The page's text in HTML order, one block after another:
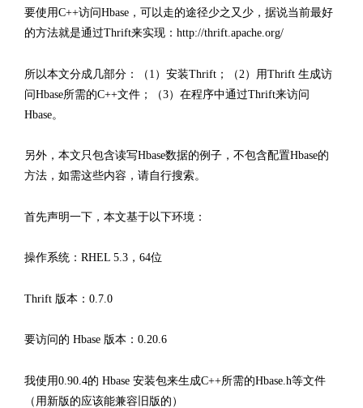
要使用C++访问Hbase，可以走的途径少之又少，据说当前最好
的方法就是通过Thrift来实现： http://thrift.apache.org/
所以本文分成几部分：（1）安装Thrift；（2）用Thrift 生成访
问Hbase所需的C++文件；（3）在程序中通过Thrift来访问
Hbase。
另外，本文只包含读写Hbase数据的例子，不包含配置Hbase的
方法，如需这些内容，请自行搜索。
首先声明一下，本文基于以下环境：
操作系统：RHEL 5.3，64位
Thrift 版本：0.7.0
要访问的 Hbase 版本：0.20.6
我使用0.90.4的 Hbase 安装包来生成C++所需的Hbase.h等文件
（用新版的应该能兼容旧版的）